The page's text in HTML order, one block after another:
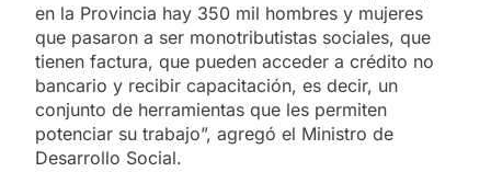
en la Provincia hay 350 mil hombres y mujeres
que pasaron a ser monotributistas sociales, que
tienen factura, que pueden acceder a crédito no
bancario y recibir capacitación, es decir, un
conjunto de herramientas que les permiten
potenciar su trabajo”, agregó el Ministro de
Desarrollo Social.